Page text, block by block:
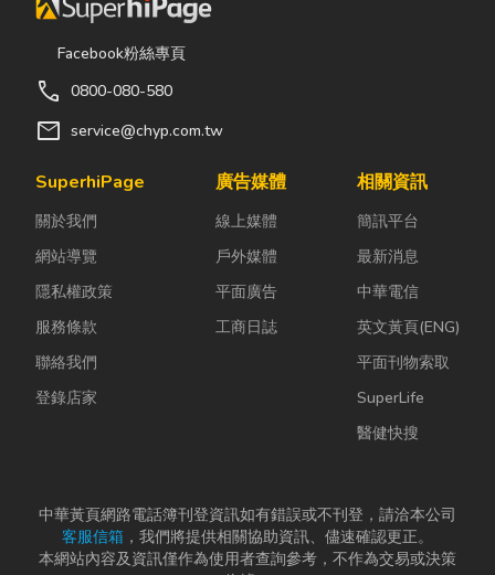
Facebook粉絲專頁
call 0800-080-580
mail service@chyp.com.tw
SuperhiPage
關於我們
網站導覽
隱私權政策
服務條款
聯絡我們
登錄店家
廣告媒體
線上媒體
戶外媒體
平面廣告
工商日誌
相關資訊
簡訊平台
最新消息
中華電信
英文黃頁(ENG)
平面刊物索取
SuperLife
醫健快搜
中華黃頁網路電話簿刊登資訊如有錯誤或不刊登，請洽本公司
客服信箱 ，我們將提供相關協助資訊、儘速確認更正。
本網站內容及資訊僅作為使用者查詢參考，不作為交易或決策